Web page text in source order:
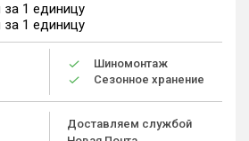
за 1 единицу
за 1 единицу
Шиномонтаж
Сезонное хранение
Доставляем службой